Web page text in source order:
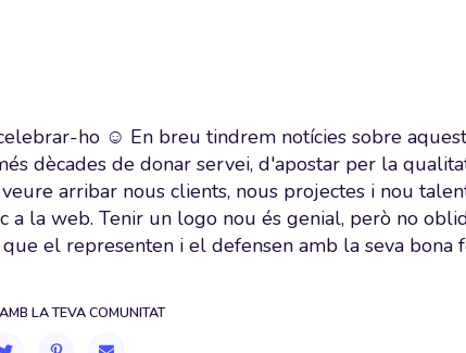
ho ☺ En breu tindrem notícies sobre
dècades de donar servei, d'apostar per la
veure arribar nous clients, nous projectes i nou
a la web. Tenir un logo nou és genial, però no
el representen i el defensen amb la seva bona
LA TEVA COMUNITAT